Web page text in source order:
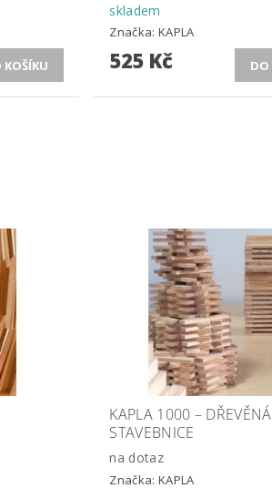
skladem
Značka: KAPLA
525 Kč
KAPLA 1000 – DŘEVĚNÁ
STAVEBNICE
na dotaz
Značka: KAPLA